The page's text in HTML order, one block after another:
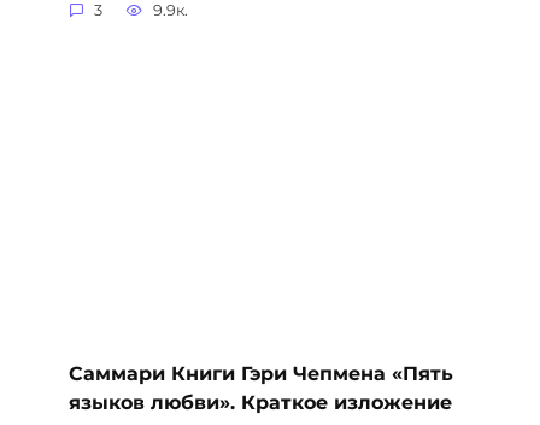
3 9.9к.
Саммари Книги Гэри Чепмена «Пять
языков любви». Краткое изложение